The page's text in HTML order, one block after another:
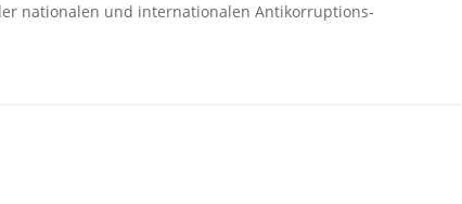
nationalen und internationalen Antikorruptions-